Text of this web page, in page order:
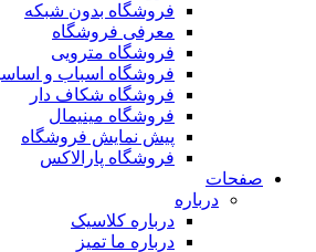
فروشگاه بدون شبکه
معرفی فروشگاه
فروشگاه مترویی
فروشگاه اسباب و
فروشگاه شکاف دار
فروشگاه مینیمال
پیش نمایش فروشگاه
فروشگاه پارالاکس
صفحات
درباره
درباره کلاسیک
درباره ما تمیز